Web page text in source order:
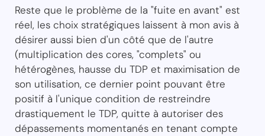
Reste que le problème de la "fuite en avant" est
réel, les choix stratégiques laissent à mon avis à
désirer aussi bien d'un côté que de l'autre
(multiplication des cores, "complets" ou
hétérogènes, hausse du TDP et maximisation de
son utilisation, ce dernier point pouvant être
positif à l'unique condition de restreindre
drastiquement le TDP, quitte à autoriser des
dépassements momentanés en tenant compte